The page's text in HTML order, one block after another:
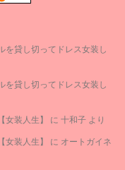
を貸し切ってドレス女装し
を貸し切ってドレス女装し
女装人生】 に 十和子 より
女装人生】 に オートガイネ